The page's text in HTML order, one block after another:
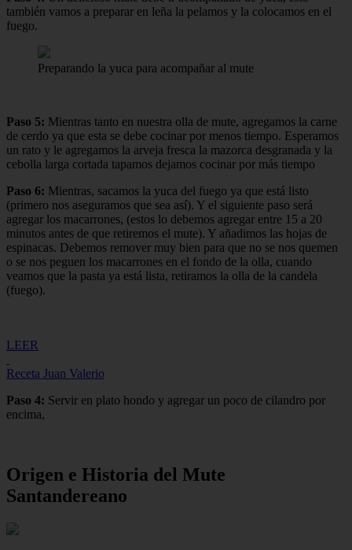
también vamos a preparar en leña la pelamos y la colocamos en el
fuego.
Preparando la yuca para acompañar al mute
Paso 5: Mientras tanto en nuestra olla de mute, agregamos la carne
de cerdo ya que esta se debe cocinar por menos tiempo. Esperamos
un rato y le agregamos la arveja fresca la mazorca desgranada y la
cebolla larga cortada tapamos dejamos cocinar por más tiempo
Paso 6: Mientras, sacamos la yuca del fuego ya que está listo
(primero nos aseguramos que sea así). Y el siguiente paso será
agregar los macarrones, (estos lo debemos agregar entre 15 a 20
minutos antes de que retiremos el mute). Y añadimos las hojas de
espinacas. Debemos remover muy bien para que no se nos quemen
o se nos peguen los macarrones en el fondo de la olla, cuando
veamos que la pasta ya está lista, retiramos la olla de la candela
(fuego).
LEER
Receta Juan Valerio
Paso 4: Servir en plato hondo y agregar un poco de cilandro por
encima,
Origen e Historia del Mute
Santandereano